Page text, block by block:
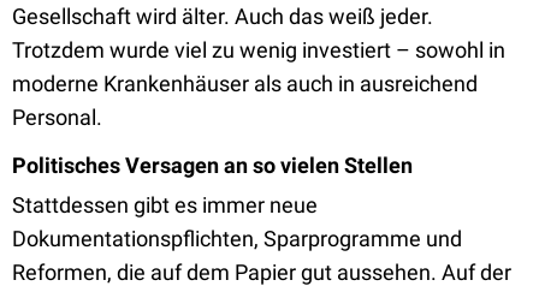
Gesellschaft wird älter. Auch das weiß jeder.
Trotzdem wurde viel zu wenig investiert – sowohl in
moderne Krankenhäuser als auch in ausreichend
Personal.
Politisches Versagen an so vielen Stellen
Stattdessen gibt es immer neue
Dokumentationspflichten, Sparprogramme und
Reformen, die auf dem Papier gut aussehen. Auf der